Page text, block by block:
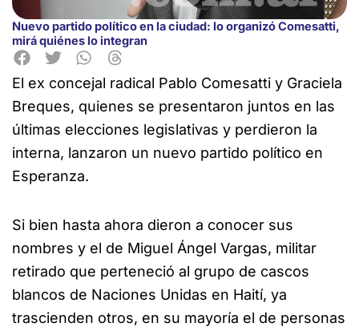
Nuevo partido político en la ciudad: lo organizó Comesatti,
mirá quiénes lo integran
El ex concejal radical Pablo Comesatti y Graciela
Breques, quienes se presentaron juntos en las
últimas elecciones legislativas y perdieron la
interna, lanzaron un nuevo partido político en
Esperanza.
Si bien hasta ahora dieron a conocer sus
nombres y el de Miguel Ángel Vargas, militar
retirado que perteneció al grupo de cascos
blancos de Naciones Unidas en Haití, ya
trascienden otros, en su mayoría el de personas